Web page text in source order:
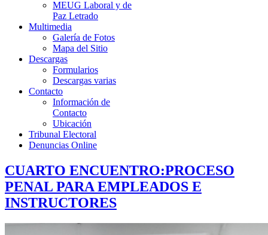
MEUG Laboral y de
Paz Letrado
Multimedia
Galería de Fotos
Mapa del Sitio
Descargas
Formularios
Descargas varias
Contacto
Información de
Contacto
Ubicación
Tribunal Electoral
Denuncias Online
CUARTO ENCUENTRO:PROCESO
PENAL PARA EMPLEADOS E
INSTRUCTORES